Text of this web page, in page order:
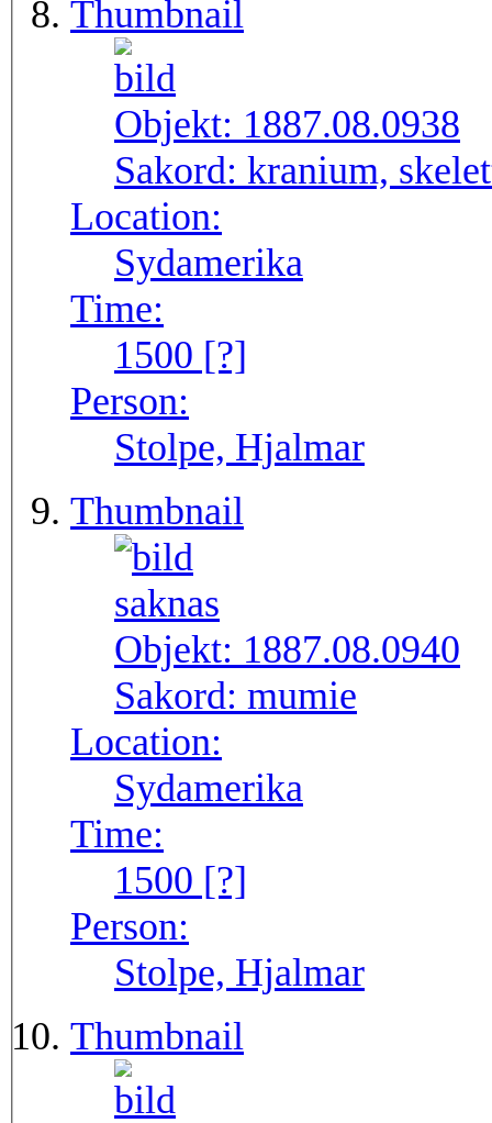
Thumbnail
Objekt: 1887.08.0938
Sakord: kranium,
Location:
Sydamerika
Time:
1500 [?]
Person:
Stolpe, Hjalmar
Thumbnail
Objekt: 1887.08.0940
Sakord: mumie
Location:
Sydamerika
Time:
1500 [?]
Person:
Stolpe, Hjalmar
Thumbnail